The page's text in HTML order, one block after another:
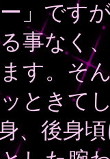
」です
事なく
す。そ
ときて
、後身